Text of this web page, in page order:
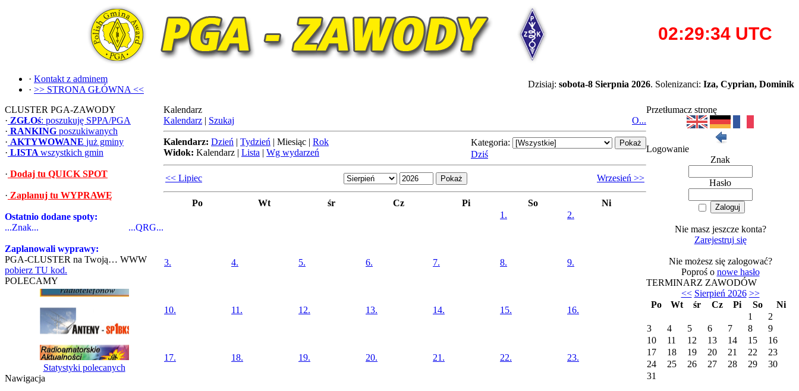
· Kontakt z adminem
· >> STRONA GŁÓWNA <<
Dzisiaj: sobota-8 Sierpnia 2026. Solenizanci: Iza, Cyprian, Dominik
CLUSTER PGA-ZAWODY
· ZGŁOś: poszukuję SPPA/PGA
· RANKING poszukiwanych
· AKTYWOWANE już gminy
· LISTA wszystkich gmin
· Dodaj tu QUICK SPOT
· Zaplanuj tu WYPRAWĘ
Ostatnio dodane spoty:
...Znak...
...QRG...
Zaplanowali wyprawy:
PGA-CLUSTER na Twoją… WWW
pobierz TU kod.
POLECAMY
Statystyki polecanych
Nawigacja
Kalendarz
Kalendarz | Szukaj O...
Kalendarz: Dzień | Tydzień | Miesiąc | Rok
Widok: Kalendarz | Lista | Wg wydarzeń
Kategoria:
Dziś
<< Lipiec Wrzesień >>
Po Wt śr Cz Pi So
Ni
1.
2.
3. 4. 5. 6. 7. 8. 9.
10. 11. 12. 13. 14. 15. 16.
17. 18. 19. 20. 21. 22. 23.
Przetłumacz stronę
Logowanie
Znak
Hasło
Nie masz jeszcze konta?
Zarejestruj się
Nie możesz się zalogować?
Poproś o nowe hasło
TERMINARZ ZAWODÓW
<< Sierpień 2026 >>
Po
Wt śr Cz Pi So
Ni
1
2
3
4 5 6 7 8
9
10
11 12 13 14 15
16
17
18 19 20 21 22
23
24
25 26 27 28 29
30
31